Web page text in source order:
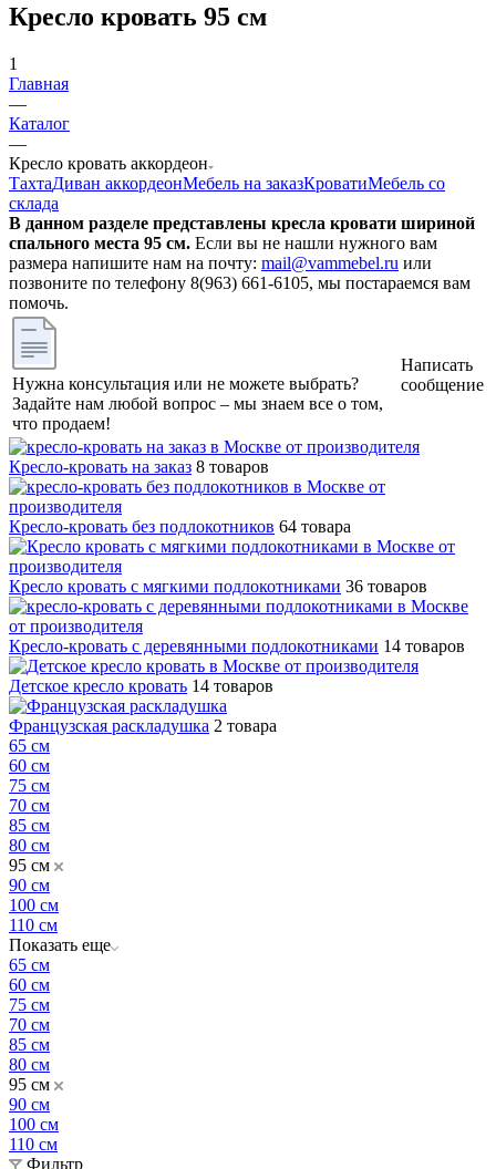
Кресло кровать 95 см
1
Главная
—
Каталог
—
Кресло кровать аккордеон
ТахтаДиван аккордеонМебель на заказКроватиМебель со
склада
В данном разделе представлены кресла кровати шириной
спального места 95 см. Если вы не нашли нужного вам
размера напишите нам на почту: mail@vammebel.ru или
позвоните по телефону 8(963) 661-6105, мы постараемся вам
помочь.
Нужна консультация или не можете выбрать?
Задайте нам любой вопрос – мы знаем все о том,
что продаем!
Написать
сообщение
Кресло-кровать на заказ 8 товаров
Кресло-кровать без подлокотников 64 товара
Кресло кровать с мягкими подлокотниками 36 товаров
Кресло-кровать с деревянными подлокотниками 14 товаров
Детское кресло кровать 14 товаров
Французская раскладушка 2 товара
65 см
60 см
75 см
70 см
85 см
80 см
95 см
90 см
100 см
110 см
Показать еще
65 см
60 см
75 см
70 см
85 см
80 см
95 см
90 см
100 см
110 см
Фильтр